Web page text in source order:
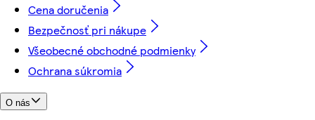
Cena doručenia
Bezpečnosť pri nákupe
Všeobecné obchodné podmienky
Ochrana súkromia
O nás